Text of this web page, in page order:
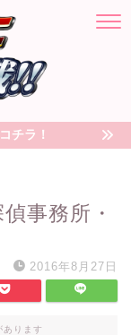
チラ！
事務所・
2016年8月27日
あります